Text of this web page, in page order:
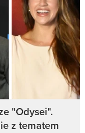
"Odysei".
z tematem